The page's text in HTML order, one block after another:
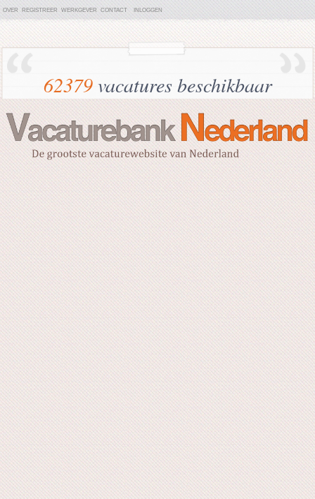
OVER REGISTREER WERKGEVER CONTACT INLOGGEN
62379vacatures beschikbaar